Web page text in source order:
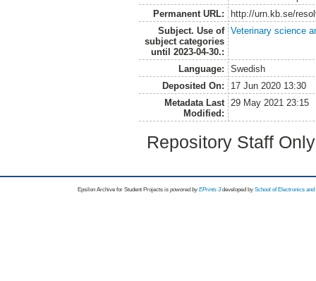
Permanent URL:
http://urn.kb.se/
Subject. Use of
subject categories
until 2023-04-30.:
Veterinary science
Language:
Swedish
Deposited On:
17 Jun 2020 13:30
Metadata Last
Modified:
29 May 2021 23:15
Repository Staff
Epsilon Archive for Student Projects is powored byEPrints 3 developed by School of Electronics